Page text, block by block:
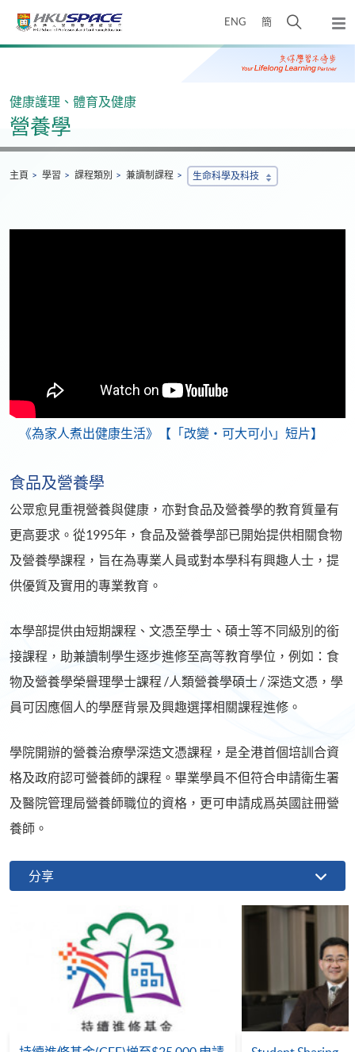
ENG 簡
開
搜
尋
彈
出
主
Main
健康護理、體育及健康
營養學
主頁 學習 課程類別 兼讀制課程 生命科學及科技
《為家人煮出健康生活》【「改變‧可大可小」短片】
食品及營養學
公眾愈見重視營養與健康，亦對食品及營養學的教育質量有
更高要求。從1995年，食品及營養學部已開始提供相關食物
及營養學課程，旨在為專業人員或對本學科有興趣人士，提
供優質及實用的專業教育。
本學部提供由短期課程、文憑至學士、碩士等不同級別的銜
接課程，助兼讀制學生逐步進修至高等教育學位，例如：食
物及營養學榮譽理學士課程 /人類營養學碩士 / 深造文憑，學
員可因應個人的學歷背景及興趣選擇相關課程進修。
學院開辦的營養治療學深造文憑課程，是全港首個培訓合資
格及政府認可營養師的課程。畢業學員不但符合申請衛生署
及醫院管理局營養師職位的資格，更可申請成爲英國註冊營
養師。
分享